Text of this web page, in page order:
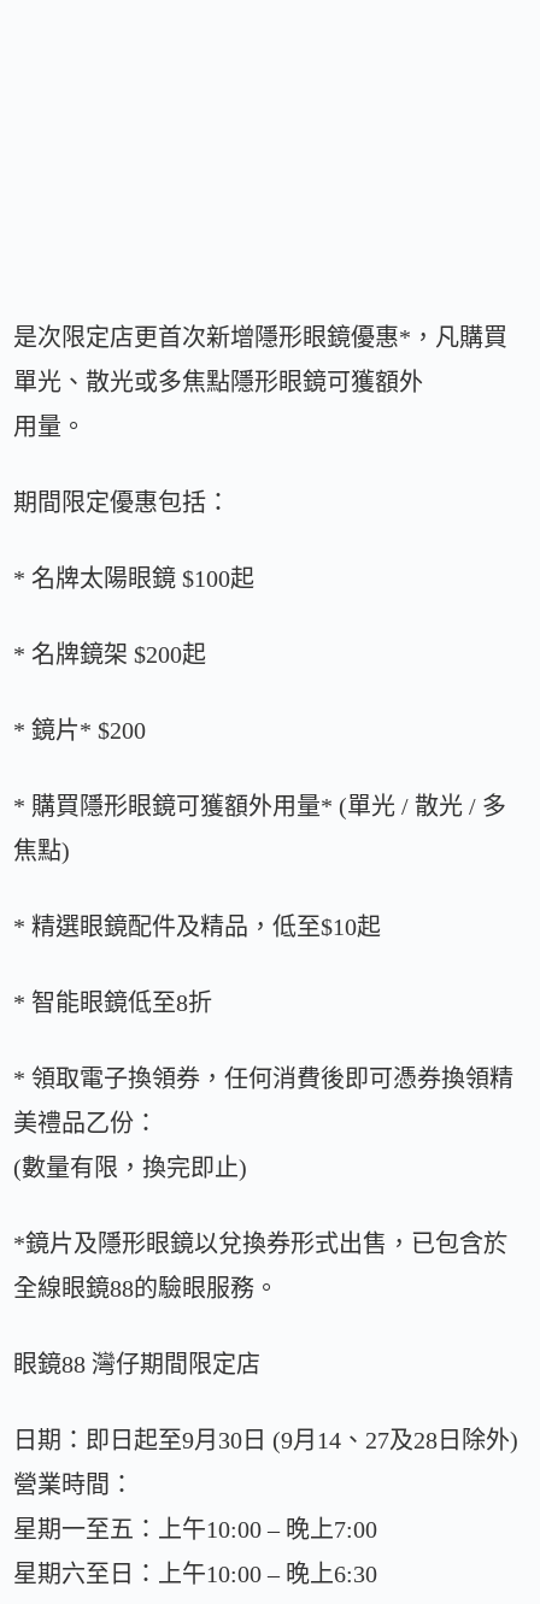
是次限定店更首次新增隱形眼鏡優惠*，凡購買
單光、散光或多焦點隱形眼鏡可獲額外
用量。
期間限定優惠包括：
* 名牌太陽眼鏡 $100起
* 名牌鏡架 $200起
* 鏡片* $200
* 購買隱形眼鏡可獲額外用量* (單光 / 散光 / 多
焦點)
* 精選眼鏡配件及精品，低至$10起
* 智能眼鏡低至8折
* 領取電子換領券，任何消費後即可憑券換領精
美禮品乙份：
(數量有限，換完即止)
*鏡片及隱形眼鏡以兌換券形式出售，已包含於
全線眼鏡88的驗眼服務。
眼鏡88 灣仔期間限定店
日期：即日起至9月30日 (9月14、27及28日除外)
營業時間：
星期一至五：上午10:00 – 晚上7:00
星期六至日：上午10:00 – 晚上6:30